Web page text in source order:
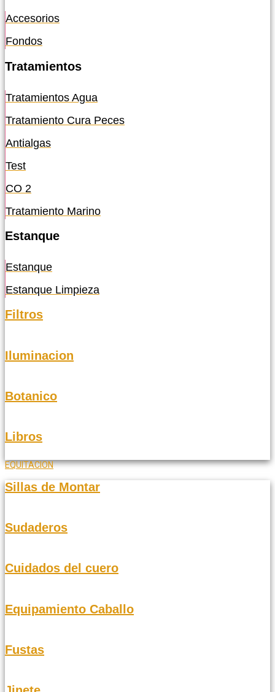
Accesorios
Fondos
Tratamientos
Tratamientos Agua
Tratamiento Cura Peces
Antialgas
Test
CO 2
Tratamiento Marino
Estanque
Estanque
Estanque Limpieza
Filtros
Iluminacion
Botanico
Libros
EQUITACION
Sillas de Montar
Sudaderos
Cuidados del cuero
Equipamiento Caballo
Fustas